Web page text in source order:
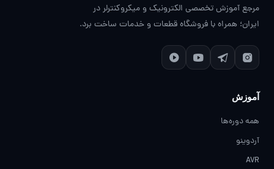
مرجع آموزش تخصصی الکترونیک و میکروکنترلر در
ایران؛ همراه با فروشگاه قطعات و خدمات ساخت برد.
آموزش
همه دوره‌ها
آردوینو
AVR